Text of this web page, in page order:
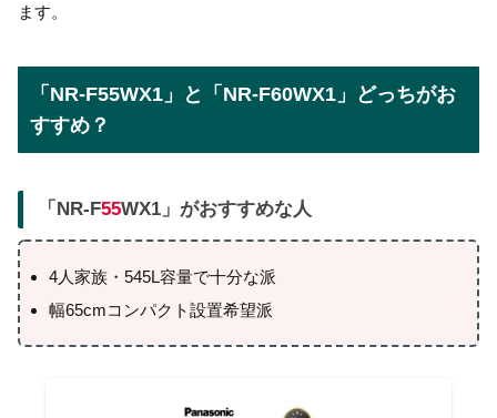
ます。
「NR-F55WX1」と「NR-F60WX1」どっちがお
すすめ？
「NR-F55WX1」がおすすめな人
4人家族・545L容量で十分な派
幅65cmコンパクト設置希望派